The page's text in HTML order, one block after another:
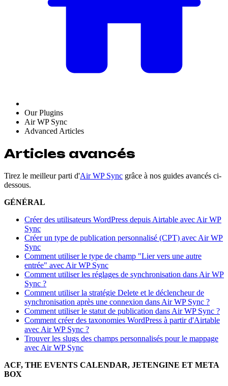
Our Plugins
Air WP Sync
Advanced Articles
Articles avancés
Tirez le meilleur parti d'Air WP Sync grâce à nos guides avancés ci-
dessous.
GÉNÉRAL
Créer des utilisateurs WordPress depuis Airtable avec Air WP
Sync
Créer un type de publication personnalisé (CPT) avec Air WP
Sync
Comment utiliser le type de champ "Lier vers une autre
entrée" avec Air WP Sync
Comment utiliser les réglages de synchronisation dans Air WP
Sync ?
Comment utiliser la stratégie Delete et le déclencheur de
synchronisation après une connexion dans Air WP Sync ?
Comment utiliser le statut de publication dans Air WP Sync ?
Comment créer des taxonomies WordPress à partir d'Airtable
avec Air WP Sync ?
Trouver les slugs des champs personnalisés pour le mappage
avec Air WP Sync
ACF, THE EVENTS CALENDAR, JETENGINE ET META
BOX